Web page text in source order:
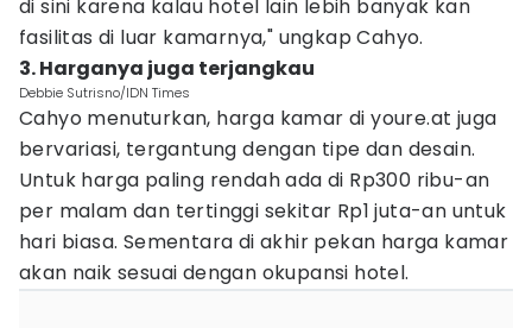
di sini karena kalau hotel lain lebih banyak kan
fasilitas di luar kamarnya," ungkap Cahyo.
3. Harganya juga terjangkau
Debbie Sutrisno/IDN Times
Cahyo menuturkan, harga kamar di youre.at juga
bervariasi, tergantung dengan tipe dan desain.
Untuk harga paling rendah ada di Rp300 ribu-an
per malam dan tertinggi sekitar Rp1 juta-an untuk
hari biasa. Sementara di akhir pekan harga kamar
akan naik sesuai dengan okupansi hotel.